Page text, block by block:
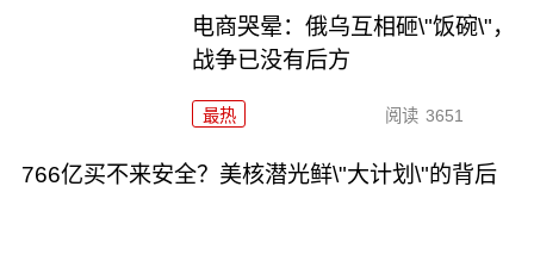
电商哭晕：俄乌互相砸\"饭碗\"，
战争已没有后方
最热 阅读 3651
766亿买不来安全？美核潜光鲜\"大计划\"的背后